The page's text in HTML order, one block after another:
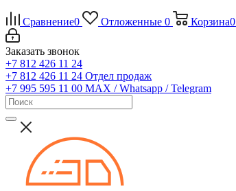
Сравнение0 Отложенные 0 Корзина0
Заказать звонок
+7 812 426 11 24
+7 812 426 11 24 Отдел продаж
+7 995 595 11 00 MAX / Whatsapp / Telegram